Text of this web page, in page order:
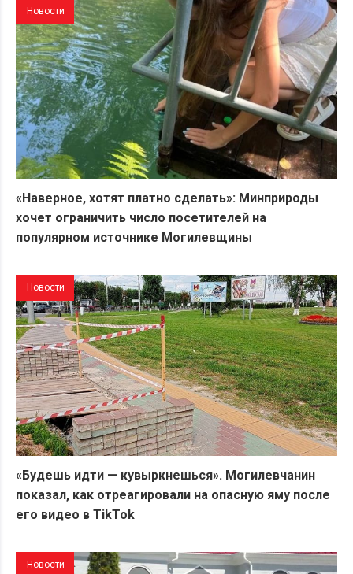
Новости
«Наверное, хотят платно сделать»: Минприроды
хочет ограничить число посетителей на
популярном источнике Могилевщины
Новости
«Будешь идти — кувыркнешься». Могилевчанин
показал, как отреагировали на опасную яму после
его видео в TikTok
Новости